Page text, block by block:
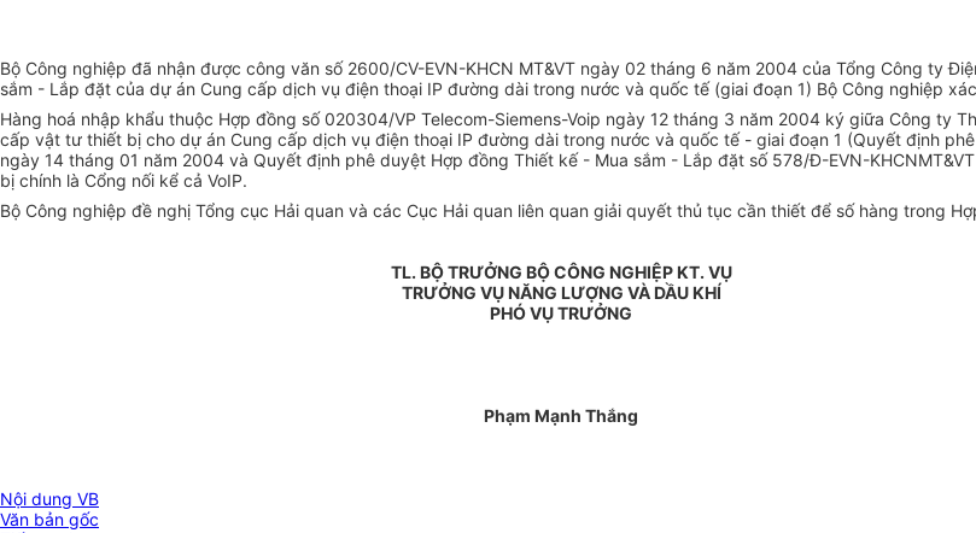
Bộ Công nghiệp đã nhận được công văn số 2600/CV-EVN-KHCN MT&VT ngày 02 tháng 6 năm 2004 của Tổng Công ty
sắm - Lắp đặt của dự án Cung cấp dịch vụ điện thoại IP đường dài trong nước và quốc tế (giai đoạn 1) Bộ Công nghiệp
Hàng hoá nhập khẩu thuộc Hợp đồng số 020304/VP Telecom-Siemens-Voip ngày 12 tháng 3 năm 2004 ký giữa Công ty
cấp vật tư thiết bị cho dự án Cung cấp dịch vụ điện thoại IP đường dài trong nước và quốc tế - giai đoạn 1 (Quyết định
ngày 14 tháng 01 năm 2004 và Quyết định phê duyệt Hợp đồng Thiết kế - Mua sắm - Lắp đặt số 578/Đ-EVN-
bị chính là Cổng nối kể cả VoIP.
Bộ Công nghiệp đề nghị Tổng cục Hải quan và các Cục Hải quan liên quan giải quyết thủ tục cần thiết để số hàng trong
TL. BỘ TRƯỞNG BỘ CÔNG NGHIỆP KT. VỤ
TRƯỞNG VỤ NĂNG LƯỢNG VÀ DẦU KHÍ
PHÓ VỤ TRƯỞNG
Phạm Mạnh Thắng
Nội dung VB
Văn bản gốc